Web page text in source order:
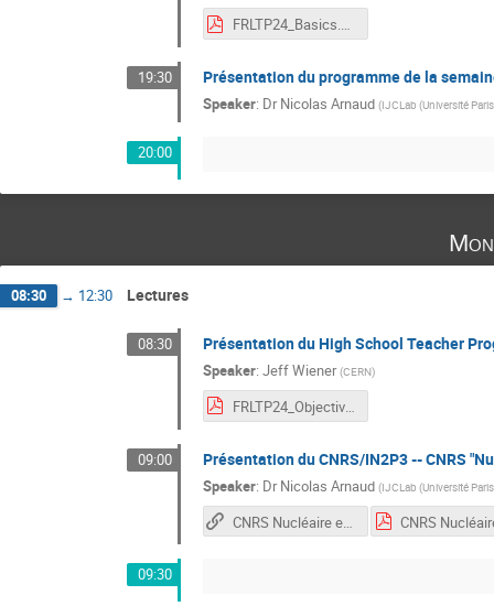
FRLTP24_Basics.pdf
19:30 Présentation du programme de la
Speaker: Dr Nicolas Arnaud (IJCLab (Université
20:00
08:30 → 12:30 Lectures
08:30 Présentation du High School Teacher
Speaker: Jeff Wiener (CERN)
FRLTP24_Objectives.pdf
09:00 Présentation du CNRS/IN2P3 -- CNRS
Speaker: Dr Nicolas Arnaud (IJCLab (Université
CNRS Nucléaire et Particules (CNRS/IN2P3)
09:30